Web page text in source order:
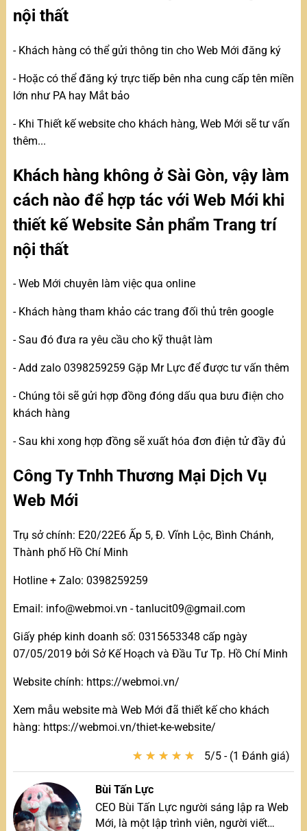
nội thất
- Khách hàng có thể gửi thông tin cho Web Mới đăng ký
- Hoặc có thể đăng ký trực tiếp bên nha cung cấp tên miền
lớn như PA hay Mắt bảo
- Khi Thiết kế website cho khách hàng, Web Mới sẽ tư vấn
thêm...
Khách hàng không ở Sài Gòn, vậy làm
cách nào để hợp tác với Web Mới khi
thiết kế Website Sản phẩm Trang trí
nội thất
- Web Mới chuyên làm việc qua online
- Khách hàng tham khảo các trang đối thủ trên google
- Sau đó đưa ra yêu cầu cho kỹ thuật làm
- Add zalo 0398259259 Gặp Mr Lực để được tư vấn thêm
- Chúng tôi sẽ gửi hợp đồng đóng dấu qua bưu điện cho
khách hàng
- Sau khi xong hợp đồng sẽ xuất hóa đơn điện tử đầy đủ
Công Ty Tnhh Thương Mại Dịch Vụ
Web Mới
Trụ sở chính: E20/22E6 Ấp 5, Đ. Vĩnh Lộc, Bình Chánh,
Thành phố Hồ Chí Minh
Hotline + Zalo: 0398259259
Email: info@webmoi.vn - tanlucit09@gmail.com
Giấy phép kinh doanh số: 0315653348 cấp ngày
07/05/2019 bởi Sở Kế Hoạch và Đầu Tư Tp. Hồ Chí Minh
Website chính: https://webmoi.vn/
Xem mẫu website mà Web Mới đã thiết kế cho khách
hàng: https://webmoi.vn/thiet-ke-website/
★ ★ ★ ★ ★
★ ★ ★ ★ ★ 5/5 - (1 Đánh giá)
Bùi Tấn Lực
CEO Bùi Tấn Lực người sáng lập ra Web
Mới, là một lập trình viên, người viết